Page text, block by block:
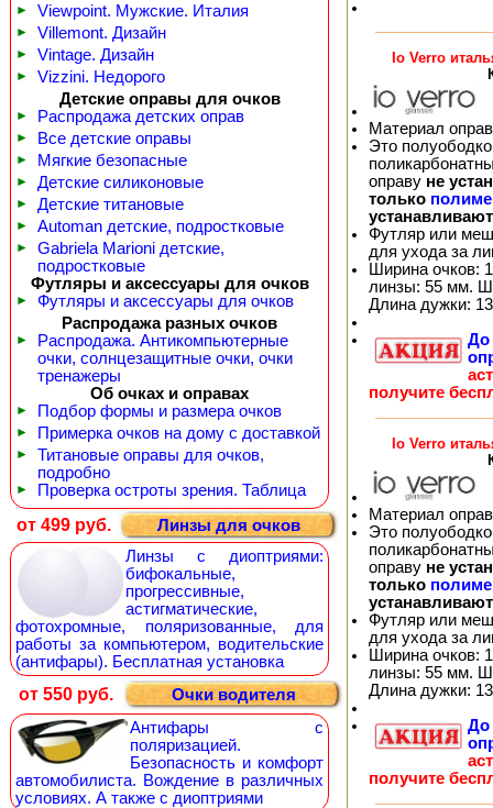
► Viewpoint. Мужские. Италия
► Villemont. Дизайн
► Vintage. Дизайн
►
Vizzini. Недорого
Детские оправы для очков
► Распродажа детских оправ
► Все детские оправы
► Мягкие безопасные
► Детские силиконовые
► Детские титановые
► Automan детские, подростковые
►
Gabriela Marioni детские,
подростковые
Футляры и аксессуары для очков
►
Футляры и аксессуары для очков
Распродажа разных очков
►
Распродажа. Антикомпьютерные
очки, солнцезащитные очки, очки
тренажеры
Об очках и оправах
► Подбор формы и размера очков
► Примерка очков на дому с доставкой
►
Титановые оправы для очков,
подробно
► Проверка остроты зрения. Таблица
от 499 руб.
Линзы для очков
Линзы с диоптриями:
бифокальные,
прогрессивные,
астигматические,
фотохромные, поляризованные, для
работы за компьютером, водительские
(антифары). Бесплатная установка
от 550 руб.
Очки водителя
Антифары с
поляризацией.
Безопасность и комфорт
автомобилиста. Вождение в различных
условиях. А также с диоптриями
Io Verro
Материал
Это
оправу не
только
Футляр или
для ухода за
Ширина очков:
линзы: 55 мм.
Длина дужки:
До
получите
Io Verro
Материал
Это
оправу не
только
Футляр или
для ухода за
Ширина очков:
линзы: 55 мм.
Длина дужки:
До
получите